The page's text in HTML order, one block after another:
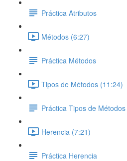
Práctica Atributos
Métodos (6:27)
Práctica Métodos
Tipos de Métodos (11:24)
Práctica Tipos de Métodos
Herencia (7:21)
Práctica Herencia